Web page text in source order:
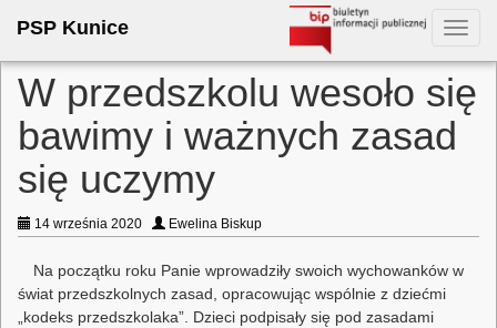
PSP Kunice
W przedszkolu wesoło się
bawimy i ważnych zasad
się uczymy
14 września 2020 Ewelina Biskup
Na początku roku Panie wprowadziły swoich wychowanków w
świat przedszkolnych zasad, opracowując wspólnie z dziećmi
„kodeks przedszkolaka”. Dzieci podpisały się pod zasadami